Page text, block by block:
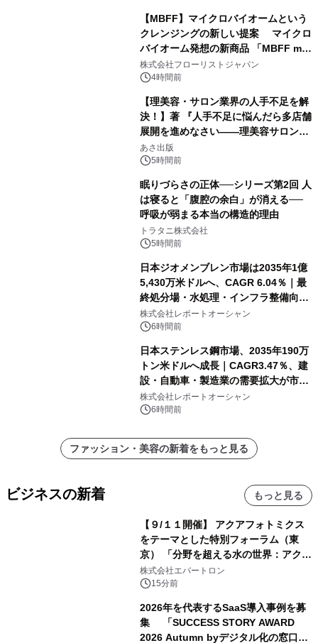
【MBFF】マイクロバイオームという
クレンジングの新しい提案 マイクロ
バイオーム発想の新商品 「MBFF mb
クレンジングPRO」を2026年8月6日
発売
株式会社フローリストジャパン
4時間前
【理美容・サロン業界の人手不足を解
決！】著 『人手不足に悩んだら多店舗
展開を進めなさい――理美容サロン
「多店舗展開」の教科書』2026年8月
24日（月）発売
あさ出版
5時間前
眠りづらさの正体──シリーズ第2回 人
は寝ると「腹腔の余白」が消える──
呼吸が弱まる本当の構造的理由
トラタニ株式会社
5時間前
日本ジオメンブレン市場は2035年1億
5,430万米ドルへ、CAGR 6.04％｜最
終処分場・水処理・インフラ整備向け
需要拡大
株式会社レポートオーシャン
6時間前
日本ステンレス鋼市場、2035年190万
トン米ドルへ成長｜CAGR3.47％、建
設・自動車・製造業の需要拡大が市場
を牽引
株式会社レポートオーシャン
6時間前
ファッション・美容の新着をもっと見る
ビジネスの新着 もっと見る
【９/１１開催】 アクアフォトミクス
をテーマとした特別フォーラム（東
京） 「分野を超える水の世界：アクア
フォトミクスが切り拓く新しい科学の
地平」を開催
株式会社エバートロン
15分前
2026年を代表するSaaS導入事例を募
集 「SUCCESS STORY AWARD
2026 Autumn byデジタル化の窓口」